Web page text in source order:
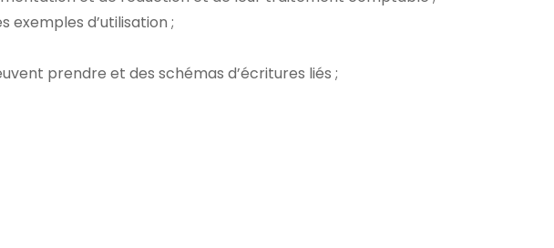
d’utilisation ;
prendre et des schémas d’écritures liés ;